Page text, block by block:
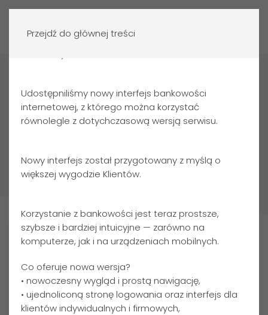
Przejdź do głównej treści
Aktualności
Wszystkie 2024 2023
Udostępniliśmy nowy interfejs bankowości
internetowej, z którego można korzystać
równolegle z dotychczasową wersją serwisu.
Nowy interfejs został przygotowany z myślą o
większej wygodzie Klientów.
Korzystanie z bankowości jest teraz prostsze,
szybsze i bardziej intuicyjne — zarówno na
komputerze, jak i na urządzeniach mobilnych.
Co oferuje nowa wersja?
• nowoczesny wygląd i prostą nawigację,
• ujednoliconą stronę logowania oraz interfejs dla
klientów indywidualnych i firmowych,